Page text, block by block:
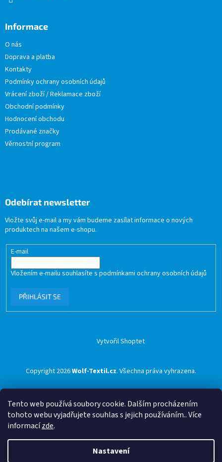
Tento web používá soubory cookie. Dalším procházením
tohoto webu vyjadřujete souhlas s jejich používáním.. Více
informacízde.
Nastavení
Informace
O nás
Doprava a platba
Kontakty
Podmínky ochrany osobních údajů
Vrácení zboží / Reklamace zboží
Obchodní podmínky
Hodnocení obchodu
Prodávané značky
Věrnostní program
Odebírat newsletter
Vložte svůj e-mail a my vám budeme zasílat informace o nových
produktech na našem e-shopu.
E-mail
Vložením e-mailu souhlasíte s podmínkami ochrany osobních údajů
PŘIHLÁSIT SE
Vytvořil Shoptet
Copyright 2026Wolf-Textil.cz. Všechna práva vyhrazena.